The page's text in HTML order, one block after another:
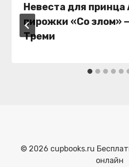
Невеста для принца
пирожки «Со злом»
Треми
© 2026 cupbooks.ru
онлайн